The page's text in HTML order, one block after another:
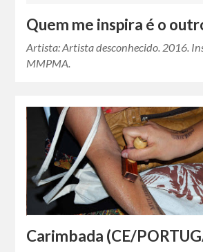
Quem me inspira é o
Artista: Artista desconhecido. 2016.
MMPMA.
Carimbada (CE/